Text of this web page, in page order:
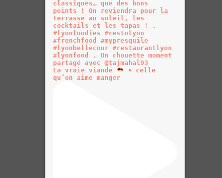
La vraie viande
• celle
qu’on aime manger